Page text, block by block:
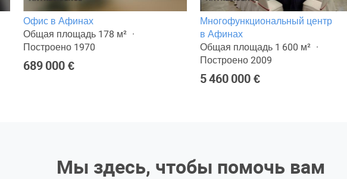
Офис в Афинах
Общая площадь 178 м²
Построено 1970
689 000 €
Многофункциональный центр
в Афинах
Общая площадь 1 600 м²
Построено 2009
5 460 000 €
Мы здесь, чтобы помочь вам